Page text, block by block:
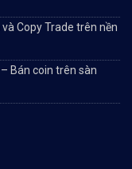
Copy Trade trên nền
Bán coin trên sàn